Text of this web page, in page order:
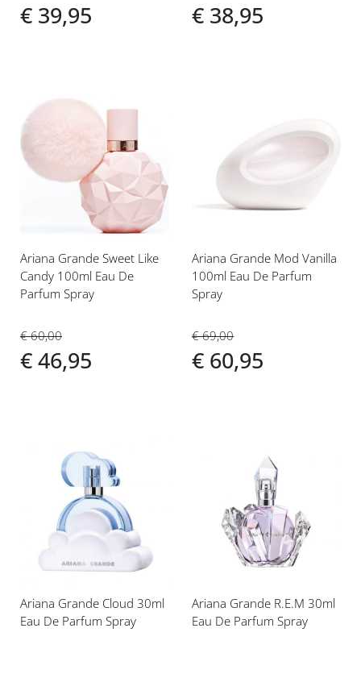
€ 39,95 € 38,95
toe
verlanglijst
Ariana Grande Sweet Like
Candy 100ml Eau De
Parfum Spray
€ 60,00
€ 46,95
aan
verlanglijst
Ariana Grande Mod Vanilla
100ml Eau De Parfum
Spray
€ 69,00
€ 60,95
Voeg
verlanglijst
Ariana Grande Cloud 30ml
Eau De Parfum Spray
aan
verlanglijst
Ariana Grande R.E.M 30ml
Eau De Parfum Spray